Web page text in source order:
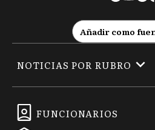
Añadir como
FUNCIONARIOS
NOTICIAS POR RUBRO